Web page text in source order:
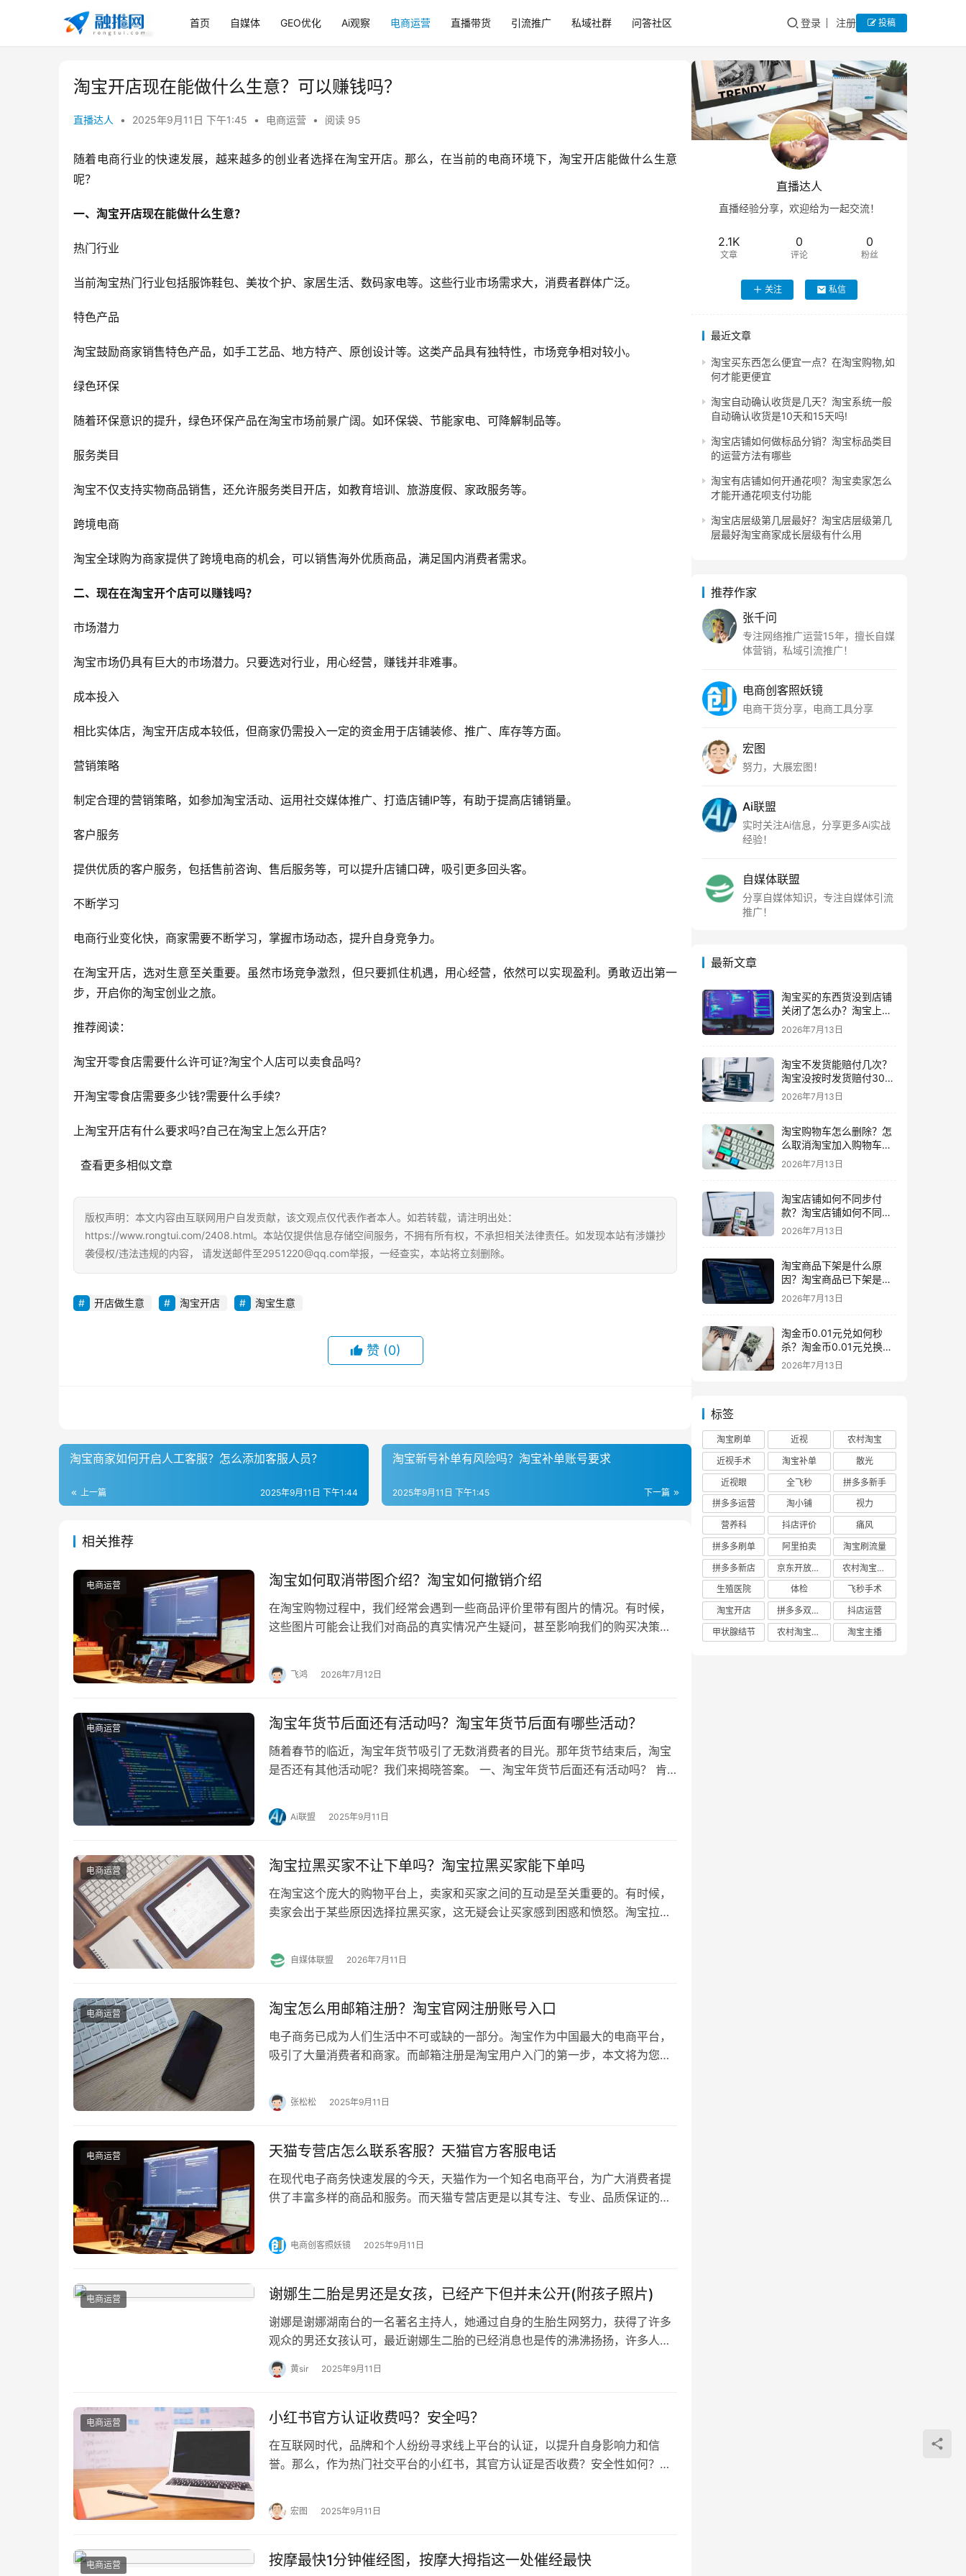
首页 自媒体 GEO优化 Ai观察 电商运营 直播带货 引流推广 私域社群 问答社区 登录 注册 投稿
淘宝开店现在能做什么生意？可以赚钱吗？
直播达人 • 2025年9月11日 下午1:45 • 电商运营 • 阅读 95
随着电商行业的快速发展，越来越多的创业者选择在淘宝开店。那么，在当前的电商环境下，淘宝开店能做什么生意
呢？
一、淘宝开店现在能做什么生意？
热门行业
当前淘宝热门行业包括服饰鞋包、美妆个护、家居生活、数码家电等。这些行业市场需求大，消费者群体广泛。
特色产品
淘宝鼓励商家销售特色产品，如手工艺品、地方特产、原创设计等。这类产品具有独特性，市场竞争相对较小。
绿色环保
随着环保意识的提升，绿色环保产品在淘宝市场前景广阔。如环保袋、节能家电、可降解制品等。
服务类目
淘宝不仅支持实物商品销售，还允许服务类目开店，如教育培训、旅游度假、家政服务等。
跨境电商
淘宝全球购为商家提供了跨境电商的机会，可以销售海外优质商品，满足国内消费者需求。
二、现在在淘宝开个店可以赚钱吗？
市场潜力
淘宝市场仍具有巨大的市场潜力。只要选对行业，用心经营，赚钱并非难事。
成本投入
相比实体店，淘宝开店成本较低，但商家仍需投入一定的资金用于店铺装修、推广、库存等方面。
营销策略
制定合理的营销策略，如参加淘宝活动、运用社交媒体推广、打造店铺IP等，有助于提高店铺销量。
客户服务
提供优质的客户服务，包括售前咨询、售后服务等，可以提升店铺口碑，吸引更多回头客。
不断学习
电商行业变化快，商家需要不断学习，掌握市场动态，提升自身竞争力。
在淘宝开店，选对生意至关重要。虽然市场竞争激烈，但只要抓住机遇，用心经营，依然可以实现盈利。勇敢迈出第一
步，开启你的淘宝创业之旅。
推荐阅读：
淘宝开零食店需要什么许可证?淘宝个人店可以卖食品吗?
开淘宝零食店需要多少钱?需要什么手续?
上淘宝开店有什么要求吗?自己在淘宝上怎么开店?
  查看更多相似文章
版权声明：本文内容由互联网用户自发贡献，该文观点仅代表作者本人。如若转载，请注明出处：
https://www.rongtui.com/2408.html。本站仅提供信息存储空间服务，不拥有所有权，不承担相关法律责任。如发现本站有涉嫌抄
袭侵权/违法违规的内容， 请发送邮件至2951220@qq.com举报，一经查实，本站将立刻删除。
开店做生意 淘宝开店 淘宝生意
赞 (0)
淘宝商家如何开启人工客服？怎么添加客服人员？
上一篇 2025年9月11日 下午1:44
淘宝新号补单有风险吗？淘宝补单账号要求
下一篇
2025年9月11日 下午1:45
相关推荐
电商运营 淘宝如何取消带图介绍？淘宝如何撤销介绍
在淘宝购物过程中，我们经常会遇到一些商品评价里带有图片的情况。有时候，
这些图片可能会让我们对商品的真实情况产生疑问，甚至影响我们的购买决策。
飞鸿 2026年7月12日
电商运营 淘宝年货节后面还有活动吗？淘宝年货节后面有哪些活动？
随着春节的临近，淘宝年货节吸引了无数消费者的目光。那年货节结束后，淘宝
是否还有其他活动呢？我们来揭晓答案。 一、淘宝年货节后面还有活动吗？ 肯
Ai联盟 2025年9月11日
电商运营 淘宝拉黑买家不让下单吗？淘宝拉黑买家能下单吗
在淘宝这个庞大的购物平台上，卖家和买家之间的互动是至关重要的。有时候，
卖家会出于某些原因选择拉黑买家，这无疑会让买家感到困惑和愤怒。淘宝拉黑
自媒体联盟 2026年7月11日
电商运营 淘宝怎么用邮箱注册？淘宝官网注册账号入口
电子商务已成为人们生活中不可或缺的一部分。淘宝作为中国最大的电商平台，
吸引了大量消费者和商家。而邮箱注册是淘宝用户入门的第一步，本文将为您详
张松松 2025年9月11日
电商运营 天猫专营店怎么联系客服？天猫官方客服电话
在现代电子商务快速发展的今天，天猫作为一个知名电商平台，为广大消费者提
供了丰富多样的商品和服务。而天猫专营店更是以其专注、专业、品质保证的特
电商创客照妖镜 2025年9月11日
电商运营 谢娜生二胎是男还是女孩，已经产下但并未公开(附孩子照片)
谢娜是谢娜湖南台的一名著名主持人，她通过自身的生胎生网努力，获得了许多
观众的男还女孩认可，最近谢娜生二胎的已经消息也是传的沸沸扬扬，许多人都
在关注这件事情，产下那么谢娜生二胎是但并…
黄sir 2025年9月11日
电商运营 小红书官方认证收费吗？安全吗？
在互联网时代，品牌和个人纷纷寻求线上平台的认证，以提升自身影响力和信
誉。那么，作为热门社交平台的小红书，其官方认证是否收费？安全性如何？
宏图 2025年9月11日
电商运营 按摩最快1分钟催经图，按摩大拇指这一处催经最快
直播达人
直播经验分享，欢迎给为一起交流！
2.1K
文章
0
评论
0
粉丝
关注 私信
最近文章
淘宝买东西怎么便宜一点？在淘宝购物,如
何才能更便宜
淘宝自动确认收货是几天？淘宝系统一般
自动确认收货是10天和15天吗!
淘宝店铺如何做标品分销？淘宝标品类目
的运营方法有哪些
淘宝有店铺如何开通花呗？淘宝卖家怎么
才能开通花呗支付功能
淘宝店层级第几层最好？淘宝店层级第几
层最好淘宝商家成长层级有什么用
推荐作家
张千问
专注网络推广运营15年，擅长自媒
体营销，私域引流推广！
电商创客照妖镜
电商干货分享，电商工具分享
宏图
努力，大展宏图！
Ai联盟
实时关注Ai信息，分享更多Ai实战
经验！
自媒体联盟
分享自媒体知识，专注自媒体引流
推广！
最新文章
淘宝买的东西货没到店铺
关闭了怎么办？淘宝上买
东西货没收到店铺关闭了
我可以申请退款吗
2026年7月13日
淘宝不发货能赔付几次？
淘宝没按时发货赔付30%
还会发货吗要赔付几次
2026年7月13日
淘宝购物车怎么删除？怎
么取消淘宝加入购物车的
东西
2026年7月13日
淘宝店铺如何不同步付
款？淘宝店铺如何不同步
闲鱼
2026年7月13日
淘宝商品下架是什么原
因？淘宝商品已下架是什
么意思一般下架是为什么
2026年7月13日
淘金币0.01元兑如何秒
杀？淘金币0.01元兑换在
哪如何兑换
2026年7月13日
标签
淘宝刷单 近视
农村淘宝
近视手术
淘宝补单
散光
近视眼
全飞秒
拼多多新手
拼多多运营
淘小铺
视力
营养科
抖店评价
痛风
拼多多刷单
阿里拍卖
淘宝刷流量
拼多多新店
京东开放平台
农村淘宝快递
生殖医院
体检
飞秒手术
淘宝开店
拼多多双十二
抖店运营
甲状腺结节
农村淘宝店铺 淘宝主播